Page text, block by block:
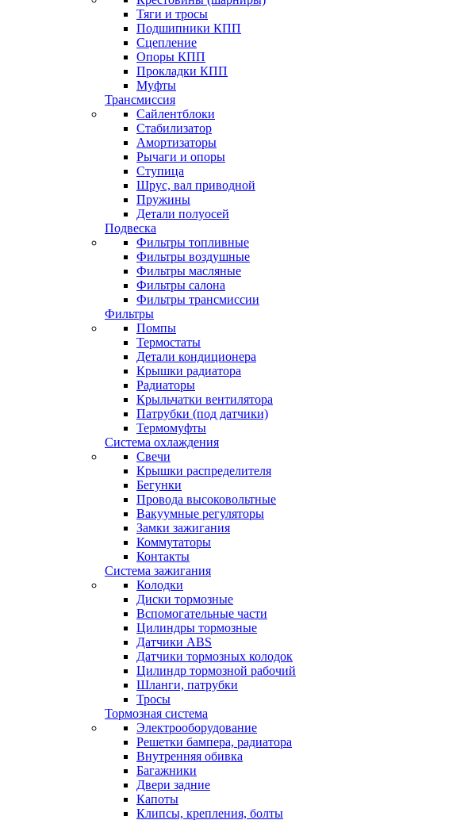
Тяги и тросы
Подшипники КПП
Сцепление
Опоры КПП
Прокладки КПП
Муфты
Трансмиссия
Сайлентблоки
Стабилизатор
Амортизаторы
Рычаги и опоры
Ступица
Шрус, вал приводной
Пружины
Детали полуосей
Подвеска
Фильтры топливные
Фильтры воздушные
Фильтры масляные
Фильтры салона
Фильтры трансмиссии
Фильтры
Помпы
Термостаты
Детали кондиционера
Крышки радиатора
Радиаторы
Крыльчатки вентилятора
Патрубки (под датчики)
Термомуфты
Система охлаждения
Свечи
Крышки распределителя
Бегунки
Провода высоковольтные
Вакуумные регуляторы
Замки зажигания
Коммутаторы
Контакты
Система зажигания
Колодки
Диски тормозные
Вспомогательные части
Цилиндры тормозные
Датчики ABS
Датчики тормозных колодок
Цилиндр тормозной рабочий
Шланги, патрубки
Тросы
Тормозная система
Электрооборудование
Решетки бампера, радиатора
Внутренняя обивка
Багажники
Двери задние
Капоты
Клипсы, крепления, болты